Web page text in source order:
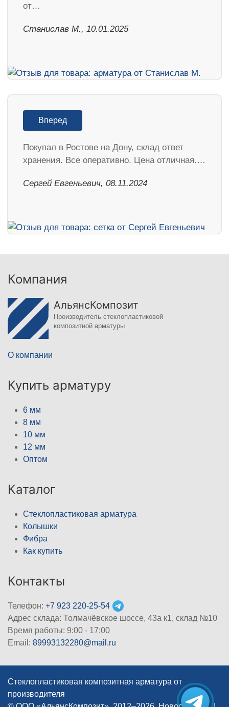
от…
Станислав М., 10.01.2025
Вперед
Покупал в Ростове на Дону, склад ответ
хранения. Все оперативно. Цена отличная.…
Сергей Евгеньевич, 08.11.2024
Компания
АльянсКомпозит
Производитель стеклопластиковой
композитной арматуры
О компании
Купить арматуру
6 мм
8 мм
10 мм
12 мм
Оптом
Каталог
Стеклопластиковая арматура
Колышки
Фибра
Как купить
Контакты
Телефон: +7 923 220-25-54
Адрес склада: Толмачёвское шоссе, 43а к1, склад №10
Время работы: 9:00 - 17:00
Email: 89993132280@mail.ru
Стеклопластиковая композитная арматура от
производителя